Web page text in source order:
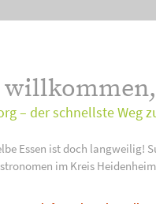
– der schnellste Weg
Essen ist doch langweilig!
im Kreis